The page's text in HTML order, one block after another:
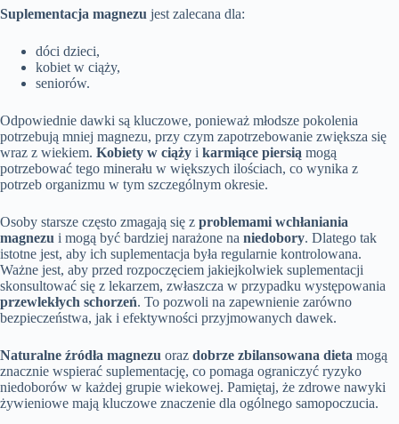
Suplementacja magnezu jest zalecana dla:
dóci dzieci,
kobiet w ciąży,
seniorów.
Odpowiednie dawki są kluczowe, ponieważ młodsze pokolenia
potrzebują mniej magnezu, przy czym zapotrzebowanie zwiększa się
wraz z wiekiem. Kobiety w ciąży i karmiące piersią mogą
potrzebować tego minerału w większych ilościach, co wynika z
potrzeb organizmu w tym szczególnym okresie.
Osoby starsze często zmagają się z problemami wchłaniania
magnezu i mogą być bardziej narażone na niedobory. Dlatego tak
istotne jest, aby ich suplementacja była regularnie kontrolowana.
Ważne jest, aby przed rozpoczęciem jakiejkolwiek suplementacji
skonsultować się z lekarzem, zwłaszcza w przypadku występowania
przewlekłych schorzeń. To pozwoli na zapewnienie zarówno
bezpieczeństwa, jak i efektywności przyjmowanych dawek.
Naturalne źródła magnezu oraz dobrze zbilansowana dieta mogą
znacznie wspierać suplementację, co pomaga ograniczyć ryzyko
niedoborów w każdej grupie wiekowej. Pamiętaj, że zdrowe nawyki
żywieniowe mają kluczowe znaczenie dla ogólnego samopoczucia.